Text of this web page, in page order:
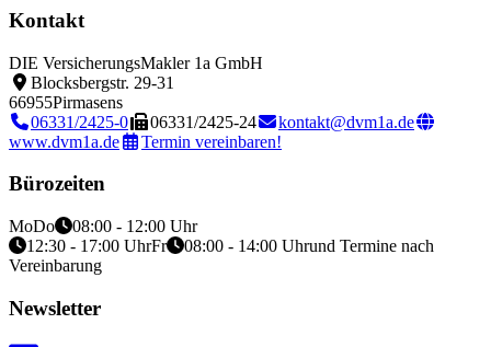
Kontakt
DIE VersicherungsMakler 1a GmbH
Blocksbergstr. 29-31
66955Pirmasens
06331/2425-0
06331/2425-24
kontakt@dvm1a.de
www.dvm1a.de
Termin vereinbaren!
Bürozeiten
MoDo
08:00 - 12:00 Uhr
12:30 - 17:00 UhrFr 08:00 - 14:00 Uhrund Termine nach
Vereinbarung
Newsletter